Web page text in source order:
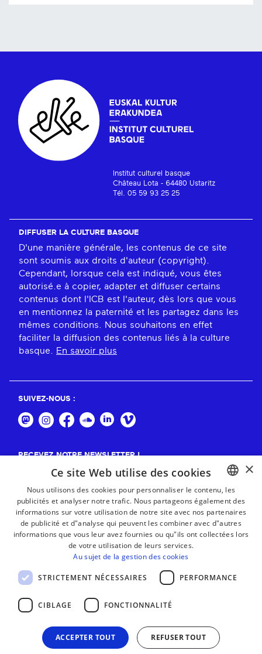
Institut culturel basque
Château Lota - 64480 Ustaritz
Tél. 05 59 93 25 25
DIFFUSER LA CULTURE BASQUE
D'une manière générale, les contenus de ce site
sont soumis aux droits d'auteur (copyright).
Cependant, lorsque cela est indiqué, vous êtes
autorisé.e à copier, adapter et diffuser certains
contenus dont l'ICB est l'auteur, dès lors que vous
en mentionnez la paternité et les partagez dans les
mêmes conditions. Nous souhaitons en effet
faciliter la diffusion des contenus liés à la culture
basque.
En savoir plus
SUIVEZ-NOUS :
RECEVEZ NOTRE NEWSLETTER !
BASQUE
FRENCH
×
Ce site Web utilise des cookies
Nous utilisons des cookies pour personnaliser le contenu, les
publicités et analyser notre trafic. Nous partageons également des
informations sur votre utilisation de notre site avec nos partenaires
de publicité et d"analyse qui peuvent les combiner avec d"autres
informations que vous leur avez fournies ou qu"ils ont collectées lors
de votre utilisation de leurs services.
Au sujet de la gestion des cookies
STRICTEMENT NÉCESSAIRES PERFORMANCE
CIBLAGE FONCTIONNALITÉ
ACCEPTER TOUT REFUSER TOUT